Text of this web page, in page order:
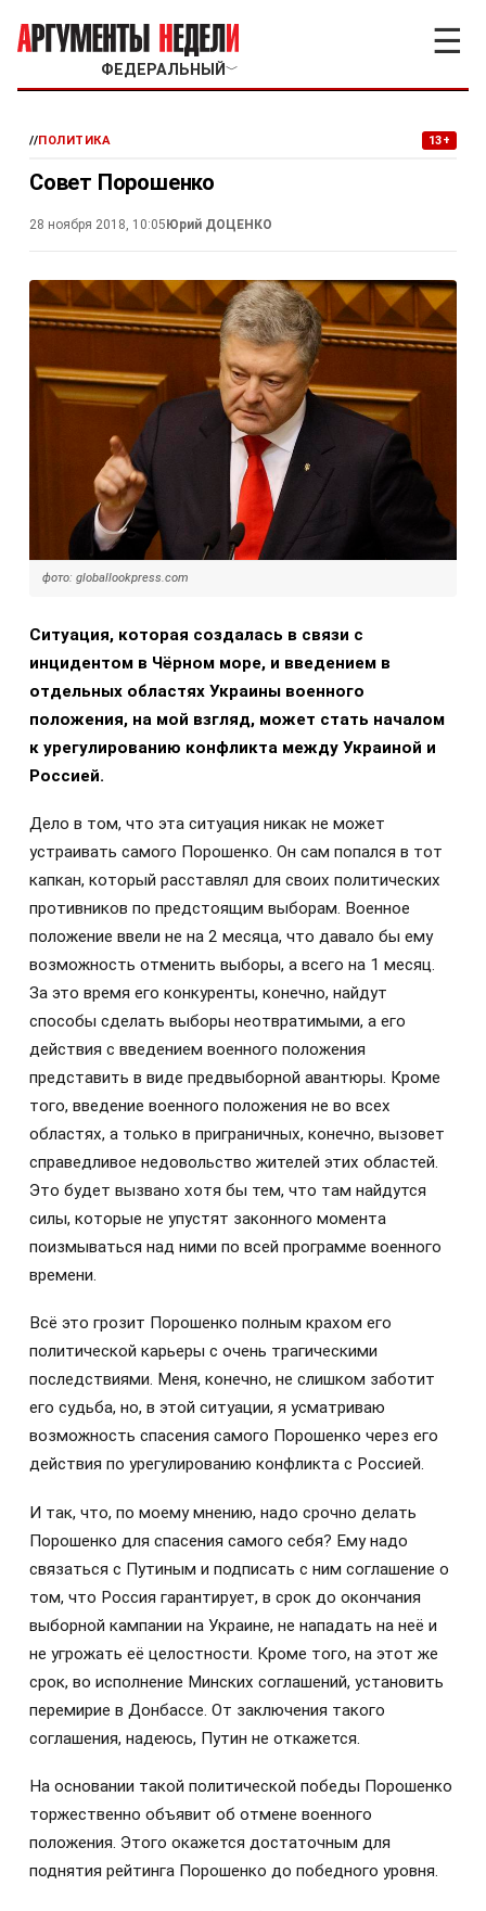
ФЕДЕРАЛЬНЫЙ ﹀
☰
//ПОЛИТИКА 13+
Совет Порошенко
28 ноября 2018, 10:05 Юрий ДОЦЕНКО
фото: globallookpress.com
Ситуация, которая создалась в связи с
инцидентом в Чёрном море, и введением в
отдельных областях Украины военного
положения, на мой взгляд, может стать началом
к урегулированию конфликта между Украиной и
Россией.
Дело в том, что эта ситуация никак не может
устраивать самого Порошенко. Он сам попался в тот
капкан, который расставлял для своих политических
противников по предстоящим выборам. Военное
положение ввели не на 2 месяца, что давало бы ему
возможность отменить выборы, а всего на 1 месяц.
За это время его конкуренты, конечно, найдут
способы сделать выборы неотвратимыми, а его
действия с введением военного положения
представить в виде предвыборной авантюры. Кроме
того, введение военного положения не во всех
областях, а только в приграничных, конечно, вызовет
справедливое недовольство жителей этих областей.
Это будет вызвано хотя бы тем, что там найдутся
силы, которые не упустят законного момента
поизмываться над ними по всей программе военного
времени.
Всё это грозит Порошенко полным крахом его
политической карьеры с очень трагическими
последствиями. Меня, конечно, не слишком заботит
его судьба, но, в этой ситуации, я усматриваю
возможность спасения самого Порошенко через его
действия по урегулированию конфликта с Россией.
И так, что, по моему мнению, надо срочно делать
Порошенко для спасения самого себя? Ему надо
связаться с Путиным и подписать с ним соглашение о
том, что Россия гарантирует, в срок до окончания
выборной кампании на Украине, не нападать на неё и
не угрожать её целостности. Кроме того, на этот же
срок, во исполнение Минских соглашений, установить
перемирие в Донбассе. От заключения такого
соглашения, надеюсь, Путин не откажется.
На основании такой политической победы Порошенко
торжественно объявит об отмене военного
положения. Этого окажется достаточным для
поднятия рейтинга Порошенко до победного уровня.